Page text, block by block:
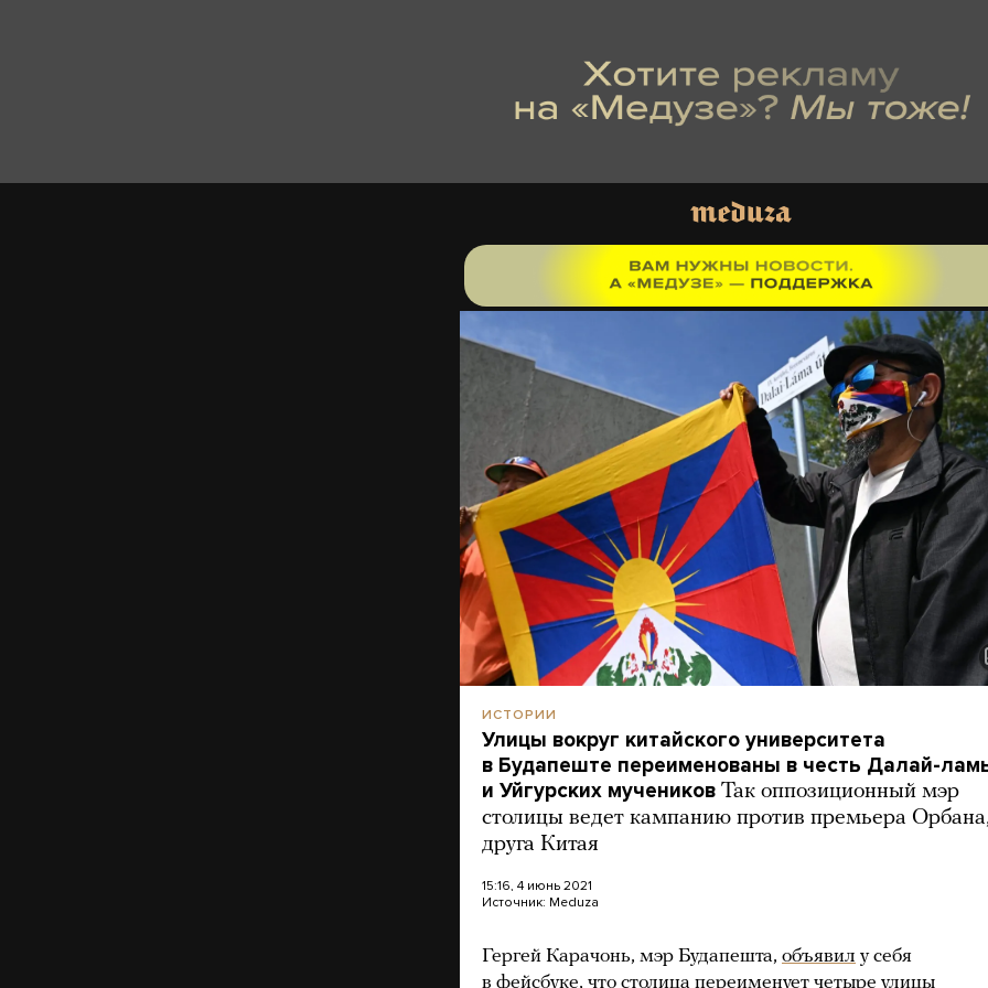
ИСТОРИИ
Улицы вокруг китайского университета
в Будапеште переименованы в честь Далай-
и Уйгурских мучеников Так оппозиционный мэр
столицы ведет кампанию против премьера
друга Китая
15:16, 4 июнь 2021
Источник: Meduza
Гергей Карачонь, мэр Будапешта, объявил у себя
в фейсбуке, что столица переименует четыре улицы